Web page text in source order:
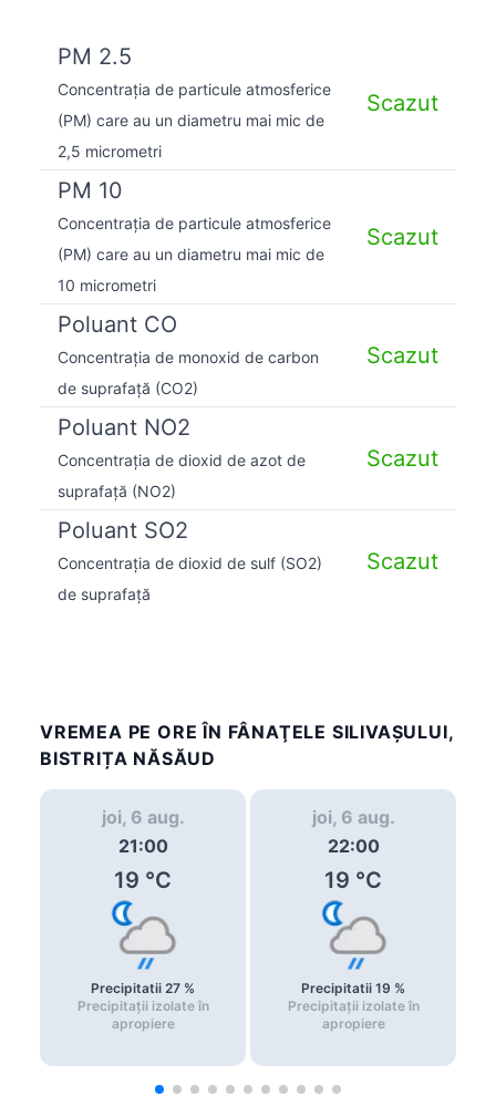
PM 2.5
Concentrația de particule atmosferice
(PM) care au un diametru mai mic de
2,5 micrometri
Scazut
PM 10
Concentrația de particule atmosferice
(PM) care au un diametru mai mic de
10 micrometri
Scazut
Poluant CO
Concentrația de monoxid de carbon
de suprafață (CO2)
Scazut
Poluant NO2
Concentrația de dioxid de azot de
suprafață (NO2)
Scazut
Poluant SO2
Concentrația de dioxid de sulf (SO2)
de suprafață
Scazut
VREMEA PE ORE ÎN FÂNAŢELE SILIVAŞULUI,
BISTRIȚA NĂSĂUD
joi, 6 aug.
21:00
19 °C
Precipitatii 27 %
Precipitații izolate în
apropiere
joi, 6 aug.
22:00
19 °C
Precipitatii 19 %
Precipitații izolate în
apropiere